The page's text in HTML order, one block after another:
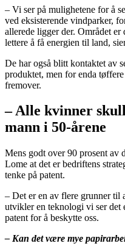
– Vi ser på mulighetene for å
ved eksisterende vindparker,
allerede ligger der. Området er
lettere å få energien til land,
De har også blitt kontaktet av
produktet, men for enda
fremover.
– Alle kvinner
mann i 50-årene
Mens godt over 90 prosent av
Lome at det er bedriftens
tenke på patent.
– Det er en av flere grunner
utvikler en teknologi vi ser det
patent for å beskytte oss.
– Kan det være mye